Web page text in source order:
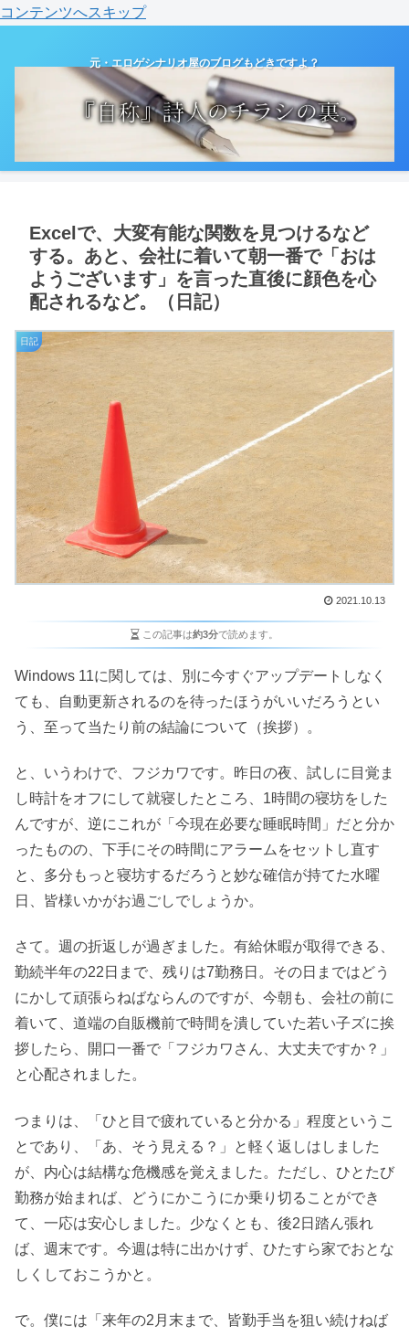
コンテンツへスキップ
元・エロゲシナリオ屋のブログもどきですよ？
Excelで、大変有能な関数を見つけるなど
する。あと、会社に着いて朝一番で「おは
ようございます」を言った直後に顔色を心
配されるなど。（日記）
日記
2021.10.13
この記事は約3分で読めます。
Windows 11に関しては、別に今すぐアップデートしなく
ても、自動更新されるのを待ったほうがいいだろうとい
う、至って当たり前の結論について（挨拶）。
と、いうわけで、フジカワです。昨日の夜、試しに目覚ま
し時計をオフにして就寝したところ、1時間の寝坊をした
んですが、逆にこれが「今現在必要な睡眠時間」だと分か
ったものの、下手にその時間にアラームをセットし直す
と、多分もっと寝坊するだろうと妙な確信が持てた水曜
日、皆様いかがお過ごしでしょうか。
さて。週の折返しが過ぎました。有給休暇が取得できる、
勤続半年の22日まで、残りは7勤務日。その日まではどう
にかして頑張らねばならんのですが、今朝も、会社の前に
着いて、道端の自販機前で時間を潰していた若い子ズに挨
拶したら、開口一番で「フジカワさん、大丈夫ですか？」
と心配されました。
つまりは、「ひと目で疲れていると分かる」程度というこ
とであり、「あ、そう見える？」と軽く返しはしました
が、内心は結構な危機感を覚えました。ただし、ひとたび
勤務が始まれば、どうにかこうにか乗り切ることができ
て、一応は安心しました。少なくとも、後2日踏ん張れ
ば、週末です。今週は特に出かけず、ひたすら家でおとな
しくしておこうかと。
で。僕には「来年の2月末まで、皆勤手当を狙い続けねば